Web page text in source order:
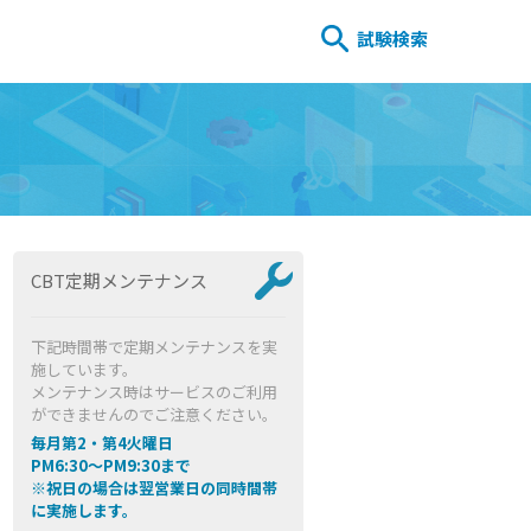
試験検索
CBT定期メンテナンス
下記時間帯で定期メンテナンスを実
施しています。
メンテナンス時はサービスのご利用
ができませんのでご注意ください。
毎月第2・第4火曜日
PM6:30～PM9:30まで
※祝日の場合は翌営業日の同時間帯
に実施します。